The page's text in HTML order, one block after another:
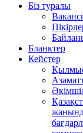
Біз туралы
Бланктер
Кейстер